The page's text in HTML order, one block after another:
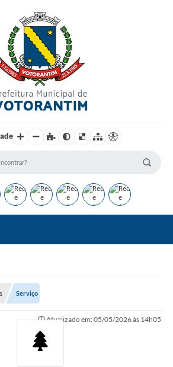
Serviço
Atualizado em: 05/05/2026 às 14h05